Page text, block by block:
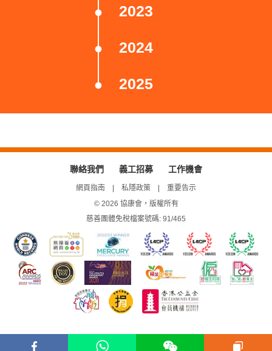
2023
2024
2025
聯絡我們 義工招募 工作機會
網頁指南 私隱政策
重要告示
© 2026 協康會，版權所有
慈善團體免稅檔案號碼: 91/465